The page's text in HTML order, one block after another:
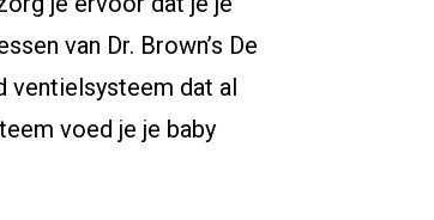
van Dr. Brown’s De
ventielsysteem dat al
voed je je baby